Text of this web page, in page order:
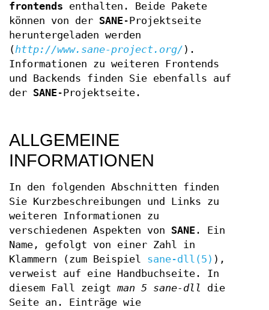
frontends enthalten. Beide Pakete
können von der SANE-Projektseite
heruntergeladen werden
(http://www.sane-project.org/ ).
Informationen zu weiteren Frontends
und Backends finden Sie ebenfalls auf
der SANE-Projektseite.
ALLGEMEINE
INFORMATIONEN
In den folgenden Abschnitten finden
Sie Kurzbeschreibungen und Links zu
weiteren Informationen zu
verschiedenen Aspekten von SANE . Ein
Name, gefolgt von einer Zahl in
Klammern (zum Beispiel sane-dll(5) ),
verweist auf eine Handbuchseite. In
diesem Fall zeigt man 5 sane-dll
die
Seite an. Einträge wie